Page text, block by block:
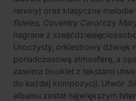
noviny) oraz klasyczne melodie
fideles, Coventry Carolczy
nagrane z
Uroczysty, orkiestrowy dźwięk
ponadczasową atmosferę, a
zawiera booklet z tekstami
do każdej kompozycji. Utwór
albumu został największym